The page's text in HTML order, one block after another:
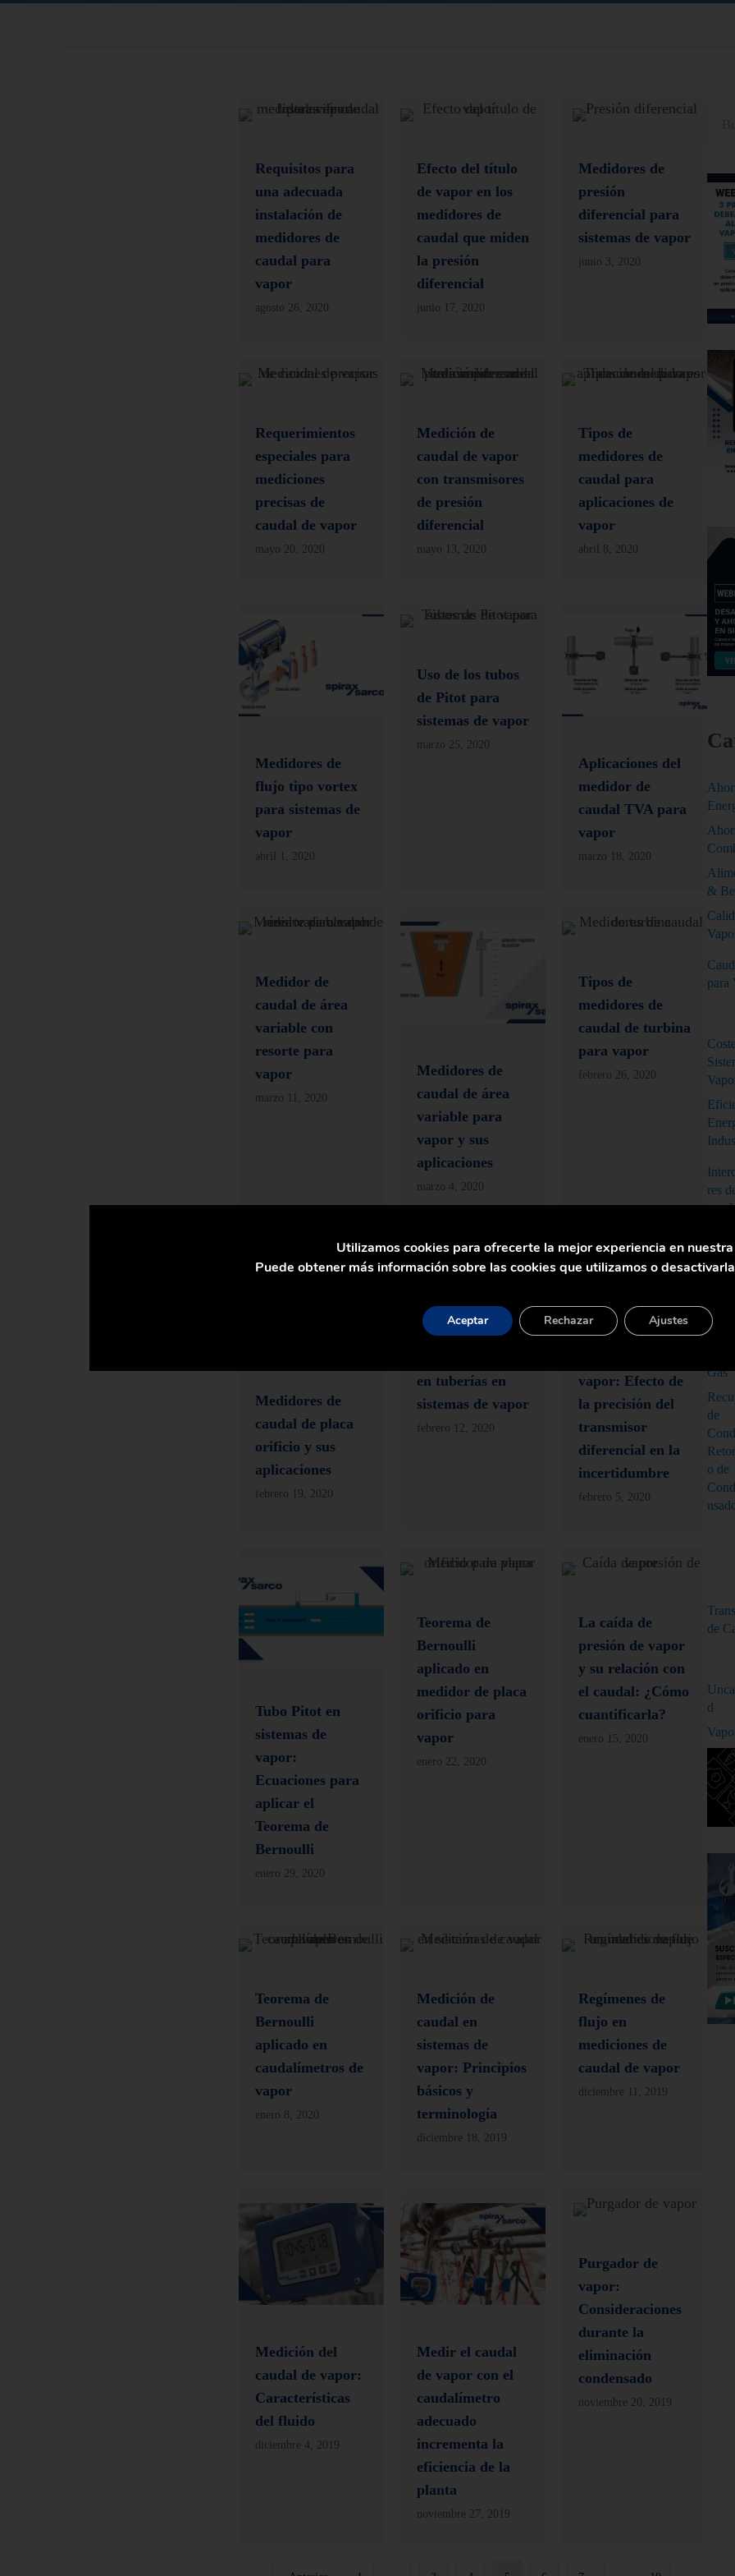
Requisitos para
una adecuada
instalación de
medidores de
caudal para
vapor
agosto 26, 2020
Efecto del título
de vapor en los
medidores de
caudal que miden
la presión
diferencial
junio 17, 2020
Medidores de
presión
diferencial para
sistemas de vapor
junio 3, 2020
Requerimientos
especiales para
mediciones
precisas de
caudal de vapor
mayo 20, 2020
Medición de
caudal de vapor
con transmisores
de presión
diferencial
mayo 13, 2020
Tipos de
medidores de
caudal para
aplicaciones de
vapor
abril 8, 2020
Medidores de
flujo tipo vortex
para sistemas de
vapor
abril 1, 2020
Uso de los tubos
de Pitot para
sistemas de vapor
marzo 25, 2020
Aplicaciones del
medidor de
caudal TVA para
vapor
marzo 18, 2020
Medidor de
caudal de área
variable con
resorte para
vapor
marzo 11, 2020
Medidores de
caudal de área
variable para
vapor y sus
aplicaciones
marzo 4, 2020
Tipos de
medidores de
caudal de turbina
para vapor
febrero 26, 2020
Medidores de
caudal de placa
orificio y sus
aplicaciones
febrero 19, 2020
Uso de
ultrasonidos para
en tuberías en
sistemas de vapor
febrero 12, 2020
Medición de
caudal de placa
vapor: Efecto de
la precisión del
transmisor
diferencial en la
incertidumbre
febrero 5, 2020
Tubo Pitot en
sistemas de
vapor:
Ecuaciones para
aplicar el
Teorema de
Bernoulli
enero 29, 2020
Teorema de
Bernoulli
aplicado en
medidor de placa
orificio para
vapor
enero 22, 2020
La caída de
presión de vapor
y su relación con
el caudal: ¿Cómo
cuantificarla?
enero 15, 2020
Teorema de
Bernoulli
aplicado en
caudalímetros de
vapor
enero 8, 2020
Medición de
caudal en
sistemas de
vapor: Principios
básicos y
terminología
diciembre 18, 2019
Regímenes de
flujo en
mediciones de
caudal de vapor
diciembre 11, 2019
Medición del
caudal de vapor:
Características
del fluido
diciembre 4, 2019
Medir el caudal
de vapor con el
caudalímetro
adecuado
incrementa la
eficiencia de la
planta
noviembre 27, 2019
Purgador de
vapor:
Consideraciones
durante la
eliminación
condensado
noviembre 20, 2019
&
para
res
con
de
Gas
de
o de
de
d
Utilizamos cookies para ofrecerte la mejor experiencia en
Puede obtener más información sobre las cookies que utilizamos o
Aceptar Rechazar Ajustes